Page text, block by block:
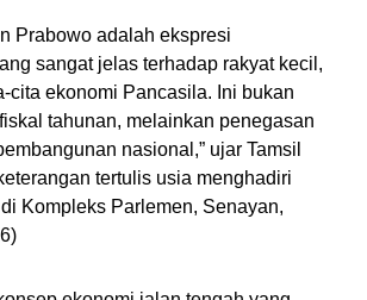
Prabowo adalah ekspresi
sangat jelas terhadap rakyat kecil,
cita ekonomi Pancasila. Ini bukan
tahunan, melainkan penegasan
nasional,” ujar Tamsil
tertulis usia menghadiri
Kompleks Parlemen, Senayan,